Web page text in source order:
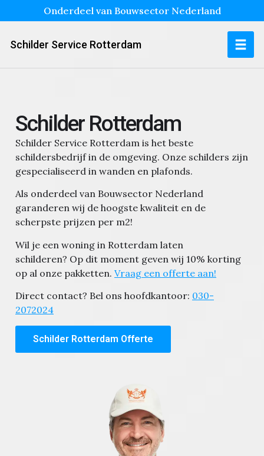
Onderdeel van Bouwsector Nederland
Schilder Service Rotterdam
Schilder Rotterdam
Schilder Service Rotterdam is het beste
schildersbedrijf in de omgeving. Onze schilders zijn
gespecialiseerd in wanden en plafonds.
Als onderdeel van Bouwsector Nederland
garanderen wij de hoogste kwaliteit en de
scherpste prijzen per m2!
Wil je een woning in Rotterdam laten
schilderen? Op dit moment geven wij 10% korting
op al onze pakketten. Vraag een offerte aan!
Direct contact? Bel ons hoofdkantoor: 030-
2072024
Schilder Rotterdam Offerte